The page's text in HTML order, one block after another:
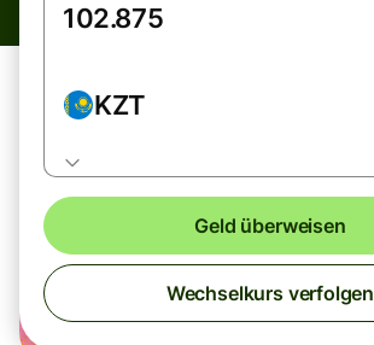
KZT
Geld überweisen
Wechselkurs verfolgen